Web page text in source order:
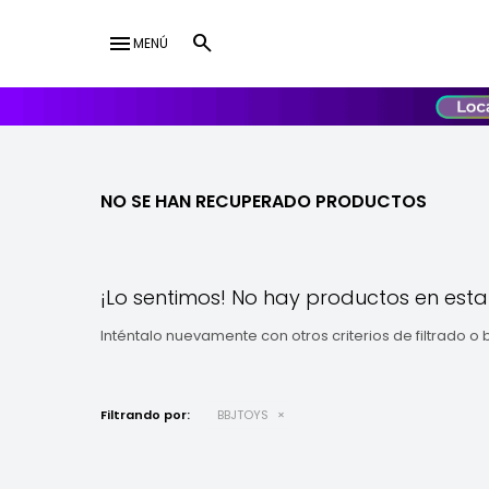
menuMENÚ
NO SE HAN RECUPERADO PRODUCTOS
¡Lo sentimos! No hay productos en
Inténtalo nuevamente con otros criterios de filtrado
Filtrando por: BBJTOYS